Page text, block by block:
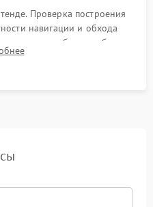
Проверка построения
навигации и обхода
и работы турбины.
возврата на док-станцию и